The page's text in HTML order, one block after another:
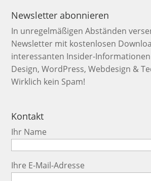
Newsletter abonnieren
In unregelmäßigen Abständen
Newsletter mit kostenlosen
interessanten Insider-
Design, WordPress, Webdesign &
Wirklich kein Spam!
Kontakt
Ihr Name
Ihre E-Mail-Adresse